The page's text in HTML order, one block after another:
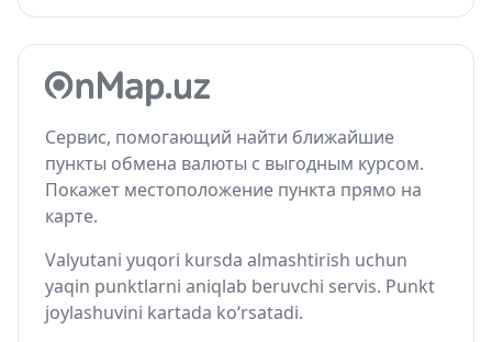
Сервис, помогающий найти ближайшие
пункты обмена валюты с выгодным курсом.
Покажет местоположение пункта прямо на
карте.
Valyutani yuqori kursda almashtirish uchun
yaqin punktlarni aniqlab beruvchi servis. Punkt
joylashuvini kartada ko‘rsatadi.